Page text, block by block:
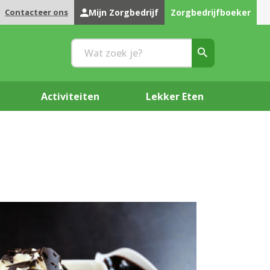
Contacteer ons Mijn Zorgbedrijf Zorgbedrijfboeker
Activiteiten Lekker Eten